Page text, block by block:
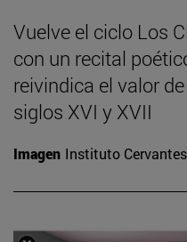
Vuelve el ciclo Los
con un recital
reivindica el valor
siglos XVI y XVII
Imagen Instituto Cervantes